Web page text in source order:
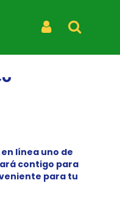
Público
línea uno de
contigo para
para tu